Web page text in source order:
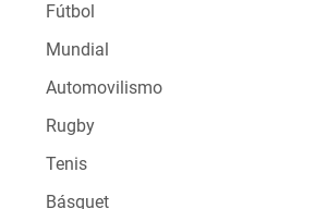
Fútbol
Mundial
Automovilismo
Rugby
Tenis
Básquet